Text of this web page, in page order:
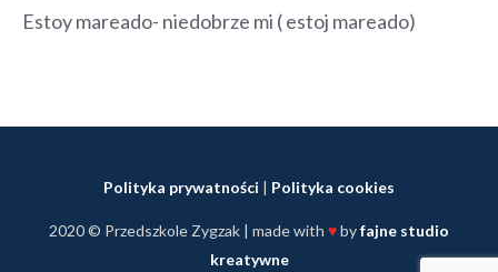
Estoy mareado- niedobrze mi ( estoj mareado)
Polityka prywatności | Polityka cookies
2020 © Przedszkole Zygzak | made with ♥byfajne studio
kreatywne